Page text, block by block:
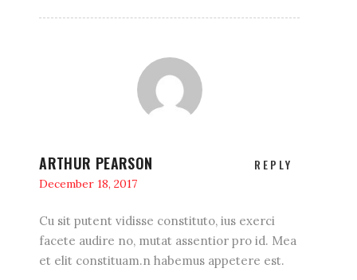
ARTHUR PEARSON REPLY
December 18, 2017
Cu sit putent vidisse constituto, ius exerci
facete audire no, mutat assentior pro id. Mea
et elit constituam.n habemus appetere est.